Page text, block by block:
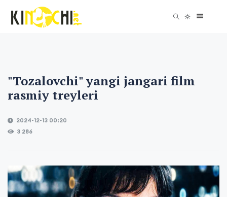
"Tozalovchi" yangi jangari film
rasmiy treyleri
2024-12-13 00:20
3 286